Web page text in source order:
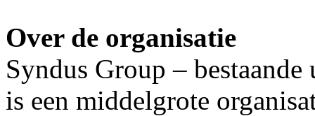
Over de organisatie
Syndus Group –
is een middelgrote